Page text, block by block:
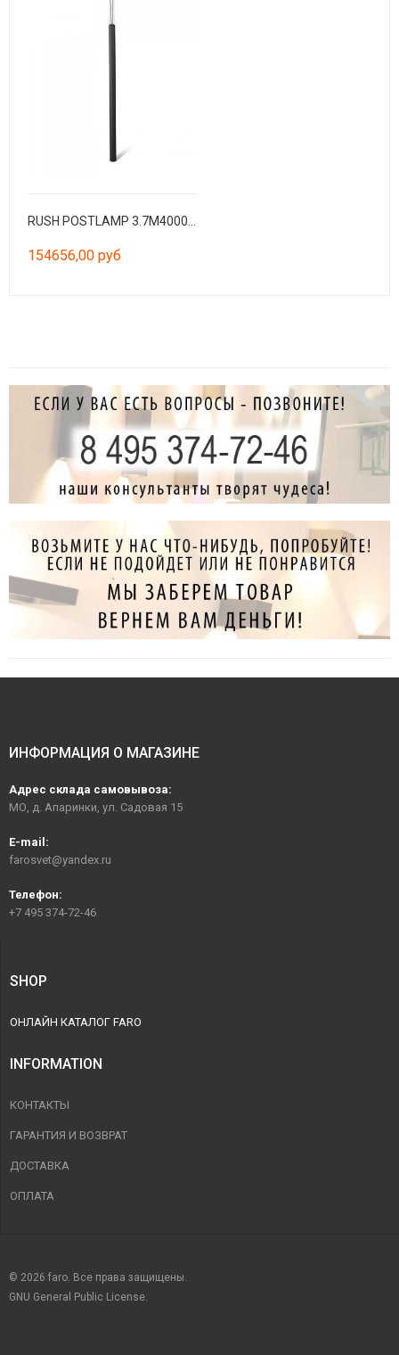
RUSH POSTLAMP 3.7M4000K CRI90 HE 360º WIDE DALI 10
154656,00 руб
ИНФОРМАЦИЯ О МАГАЗИНЕ
Адрес склада самовывоза:
МО, д. Апаринки, ул. Садовая 15
E-mail:
farosvet@yandex.ru
Телефон:
+7 495 374-72-46
SHOP
ОНЛАЙН КАТАЛОГ FARO
INFORMATION
КОНТАКТЫ
ГАРАНТИЯ И ВОЗВРАТ
ДОСТАВКА
ОПЛАТА
© 2026 faro. Все права защищены.
GNU General Public License.